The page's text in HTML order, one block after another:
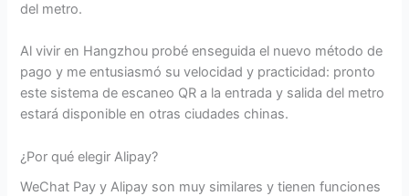
del metro.
Al vivir en Hangzhou probé enseguida el nuevo método de
pago y me entusiasmó su velocidad y practicidad: pronto
este sistema de escaneo QR a la entrada y salida del metro
estará disponible en otras ciudades chinas.
¿Por qué elegir Alipay?
WeChat Pay y Alipay son muy similares y tienen funciones